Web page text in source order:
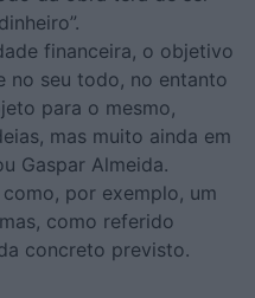
financeira, o objetivo
no seu todo, no entanto
para o mesmo,
mas muito ainda em
Gaspar Almeida.
por exemplo, um
como referido
concreto previsto.